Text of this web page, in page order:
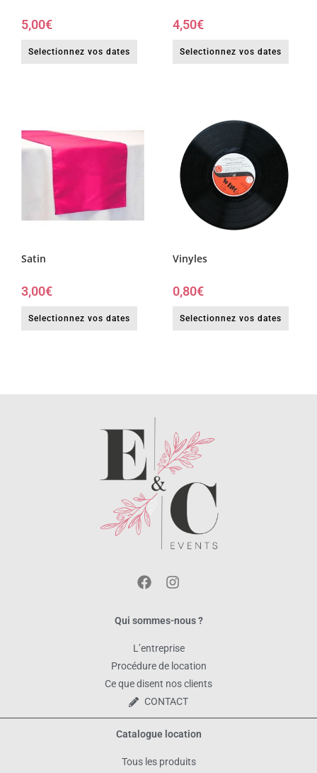
5,00€
Selectionnez vos dates
4,50€
Selectionnez vos dates
Satin
3,00€
Selectionnez vos dates
Vinyles
0,80€
Selectionnez vos dates
Qui sommes-nous ?
L’entreprise
Procédure de location
Ce que disent nos clients
CONTACT
Catalogue location
Tous les produits